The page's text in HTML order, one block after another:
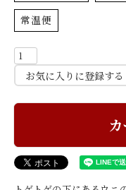
常温便
お気に入りに登録する